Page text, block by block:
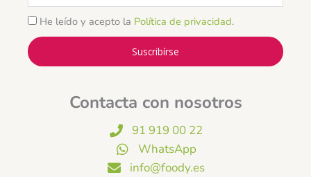
He leído y acepto la Política de privacidad.
Suscribírse
Contacta con nosotros
91 919 00 22
WhatsApp
info@foody.es